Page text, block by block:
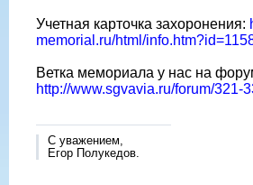
Учетная карточка захоронения:
memorial.ru/html/
Ветка мемориала у нас на
http://www.sgvavia.ru/forum/321-
С уважением,
Егор Полукедов.